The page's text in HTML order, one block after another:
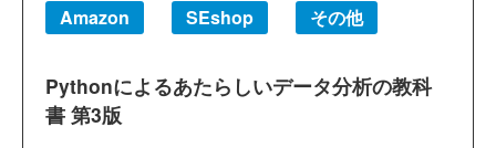
Amazon SEshop その他
Pythonによるあたらしいデータ分析の教科
書 第3版